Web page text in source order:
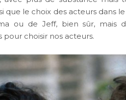
que le choix des acteurs dans
ou de Jeff, bien sûr, mais
choisir nos acteurs.